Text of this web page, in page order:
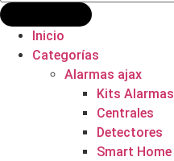
Inicio
Categorías
Alarmas ajax
Kits Alarmas
Centrales
Detectores
Smart Home